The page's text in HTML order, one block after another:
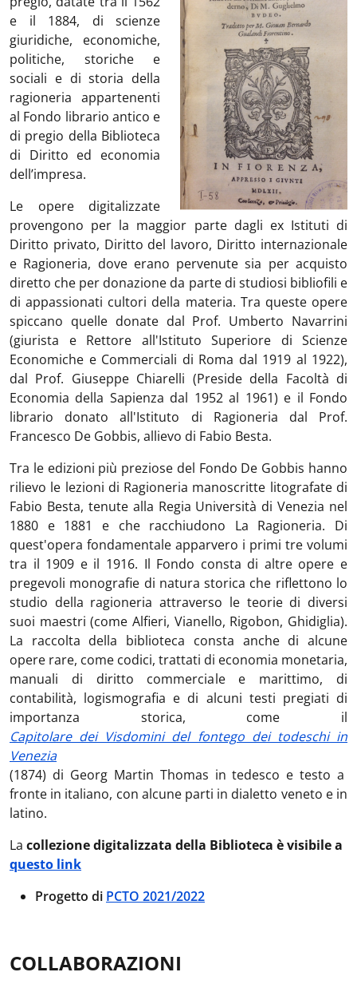
e il 1884, di scienze
giuridiche, economiche,
politiche, storiche e
sociali e di storia della
ragioneria appartenenti
al Fondo librario antico e
di pregio della Biblioteca
di Diritto ed economia
dell’impresa.
Le opere digitalizzate
provengono per la maggior parte dagli ex Istituti di
Diritto privato, Diritto del lavoro, Diritto internazionale
e Ragioneria, dove erano pervenute sia per acquisto
diretto che per donazione da parte di studiosi bibliofili e
di appassionati cultori della materia. Tra queste opere
spiccano quelle donate dal Prof. Umberto Navarrini
(giurista e Rettore all'Istituto Superiore di Scienze
Economiche e Commerciali di Roma dal 1919 al 1922),
dal Prof. Giuseppe Chiarelli (Preside della Facoltà di
Economia della Sapienza dal 1952 al 1961) e il Fondo
librario donato all'Istituto di Ragioneria dal Prof.
Francesco De Gobbis, allievo di Fabio Besta.
Tra le edizioni più preziose del Fondo De Gobbis hanno
rilievo le lezioni di Ragioneria manoscritte litografate di
Fabio Besta, tenute alla Regia Università di Venezia nel
1880 e 1881 e che racchiudono La Ragioneria. Di
quest'opera fondamentale apparvero i primi tre volumi
tra il 1909 e il 1916. Il Fondo consta di altre opere e
pregevoli monografie di natura storica che riflettono lo
studio della ragioneria attraverso le teorie di diversi
suoi maestri (come Alfieri, Vianello, Rigobon, Ghidiglia).
La raccolta della biblioteca consta anche di alcune
opere rare, come codici, trattati di economia monetaria,
manuali di diritto commerciale e marittimo, di
contabilità, logismografia e di alcuni testi pregiati di
importanza storica, come il
Capitolare dei Visdomini del fontego dei todeschi in
Venezia
(1874) di Georg Martin Thomas in tedesco e testo a
fronte in italiano, con alcune parti in dialetto veneto e in
latino.
La collezione digitalizzata della Biblioteca è visibile a
questo link
Progetto di PCTO 2021/2022
COLLABORAZIONI